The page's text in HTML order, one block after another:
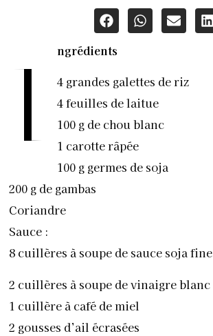
I
ngrédients
4 grandes galettes de riz
4 feuilles de laitue
100 g de chou blanc
1 carotte râpée
100 g germes de soja
200 g de gambas
Coriandre
Sauce :
8 cuillères à soupe de sauce soja fine
2 cuillères à soupe de vinaigre blanc
1 cuillère à café de miel
2 gousses d’ail écrasées